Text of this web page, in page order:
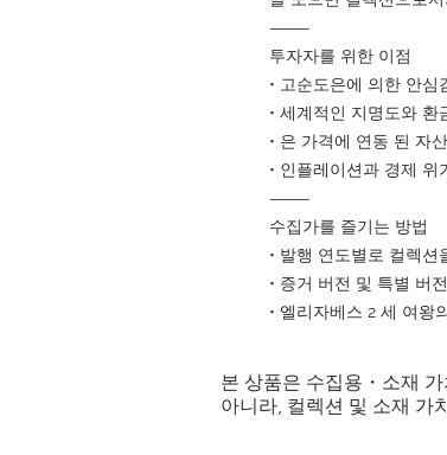
⸻
투자자를 위한 이점
• 고순도은에 의한 안심
• 세계적인 지명도와 환
• 은 가격에 연동 된 자
• 인플레이션과 경제
⸻
수집가를 즐기는 방법
• 발행 연도별로 컬렉션
• 증거 버전 및 특별 버
• 엘리자베스 2 세 여왕
본 상품은 수집용・소재
아니라, 컬렉션 및 소재 가